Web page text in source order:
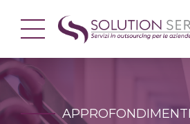
APPROFONDIMENTI